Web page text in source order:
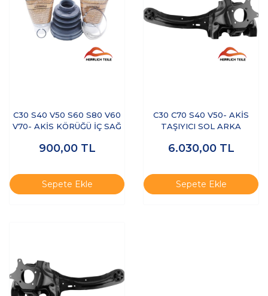
C30 S40 V50 S60 S80 V60
V70- AKİS KÖRÜĞÜ İÇ SAĞ
900,00 TL
Sepete Ekle
C30 C70 S40 V50- AKİS
TAŞIYICI SOL ARKA
6.030,00 TL
Sepete Ekle